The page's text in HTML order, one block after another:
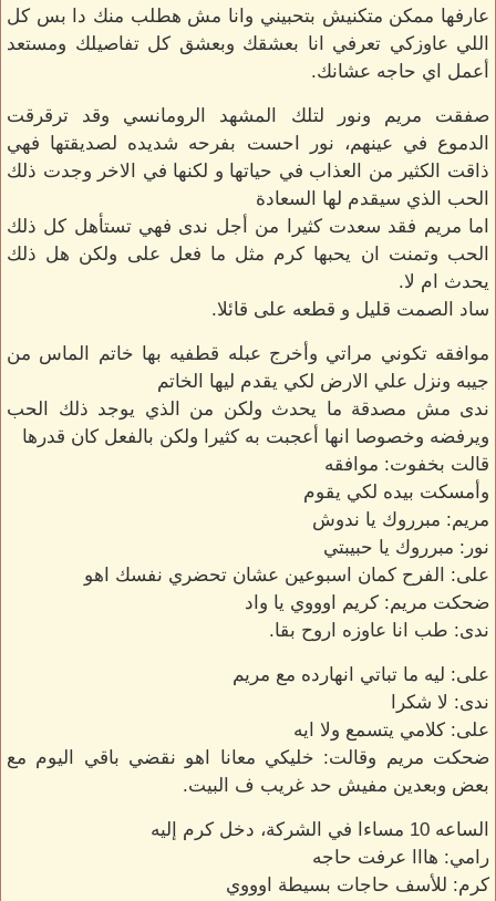
عارفها ممكن متكنيش بتحبيني وانا مش هطلب منك دا بس كل
اللي عاوزكي تعرفي انا بعشقك وبعشق كل تفاصيلك ومستعد
أعمل اي حاجه عشانك.
صفقت مريم ونور لتلك المشهد الرومانسي وقد ترقرقت
الدموع في عينهم، نور احست بفرحه شديده لصديقتها فهي
ذاقت الكثير من العذاب في حياتها و لكنها في الاخر وجدت ذلك
الحب الذي سيقدم لها السعادة
اما مريم فقد سعدت كثيرا من أجل ندى فهي تستأهل كل ذلك
الحب وتمنت ان يحبها كرم مثل ما فعل على ولكن هل ذلك
يحدث ام لا.
ساد الصمت قليل و قطعه على قائلا.
موافقه تكوني مراتي وأخرج عبله قطفيه بها خاتم الماس من
جيبه ونزل علي الارض لكي يقدم ليها الخاتم
ندى مش مصدقة ما يحدث ولكن من الذي يوجد ذلك الحب
ويرفضه وخصوصا انها أعجبت به كثيرا ولكن بالفعل كان قدرها
قالت بخفوت: موافقه
وأمسكت بيده لكي يقوم
مريم: مبرروك يا ندوش
نور: مبرروك يا حبيبتي
على: الفرح كمان اسبوعين عشان تحضري نفسك اهو
ضحكت مريم: كريم اوووي يا واد
ندى: طب انا عاوزه اروح بقا.
على: ليه ما تباتي انهارده مع مريم
ندى: لا شكرا
على: كلامي يتسمع ولا ايه
ضحكت مريم وقالت: خليكي معانا اهو نقضي باقي اليوم مع
بعض وبعدين مفيش حد غريب ف البيت.
الساعه 10 مساءا في الشركة، دخل كرم إليه
رامي: هااا عرفت حاجه
كرم: للأسف حاجات بسيطة اوووي